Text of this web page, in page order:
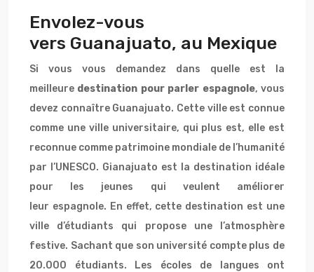
Envolez-vous
vers Guanajuato, au Mexique
Si vous vous demandez dans quelle est la
meilleure destination pour parler espagnole, vous
devez connaître Guanajuato. Cette ville est connue
comme une ville universitaire, qui plus est, elle est
reconnue comme patrimoine mondiale de l’humanité
par l’UNESCO. Gianajuato est la destination idéale
pour les jeunes qui veulent améliorer
leur espagnole. En effet, cette destination est une
ville d’étudiants qui propose une l’atmosphère
festive. Sachant que son université compte plus de
20.000 étudiants. Les écoles de langues ont